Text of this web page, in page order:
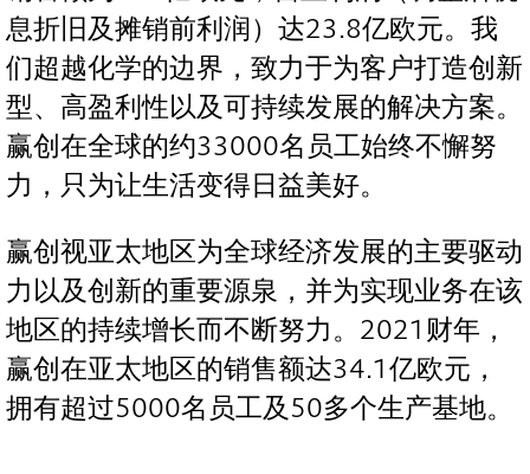
息折旧及摊销前利润）达23.8亿欧元。我
们超越化学的边界，致力于为客户打造创新
型、高盈利性以及可持续发展的解决方案。
赢创在全球的约33000名员工始终不懈努
力，只为让生活变得日益美好。
赢创视亚太地区为全球经济发展的主要驱动
力以及创新的重要源泉，并为实现业务在该
地区的持续增长而不断努力。2021财年，
赢创在亚太地区的销售额达34.1亿欧元，
拥有超过5000名员工及50多个生产基地。